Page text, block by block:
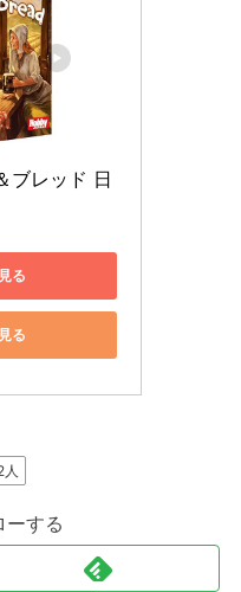
ブレッド 日
る
る
人
ーする